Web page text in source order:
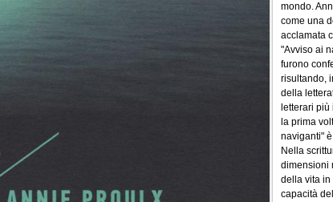
mondo.
come una
acclamata
"Avviso ai
furono
risultando,
della
letterari
la prima
naviganti"
Nella
dimensioni
della vita in
capacità